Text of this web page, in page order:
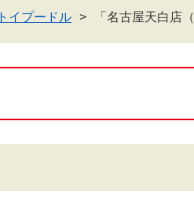
トイプードル 「名古屋天白店